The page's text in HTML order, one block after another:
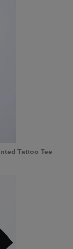
Tattoo Tee